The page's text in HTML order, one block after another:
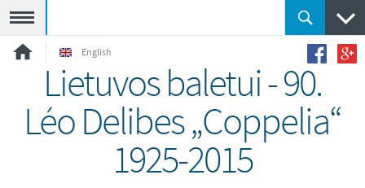
English
Lietuvos baletui - 90.
Léo Delibes „Coppelia“
1925-2015